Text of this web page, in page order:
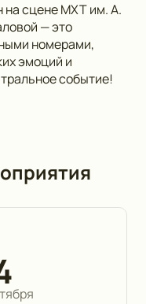
на сцене МХТ им. А.
— это
номерами,
эмоций и
событие!